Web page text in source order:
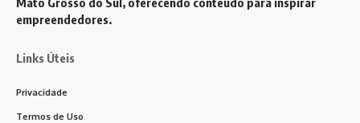
empreendedores.
Links Úteis
Privacidade
Termos de Uso